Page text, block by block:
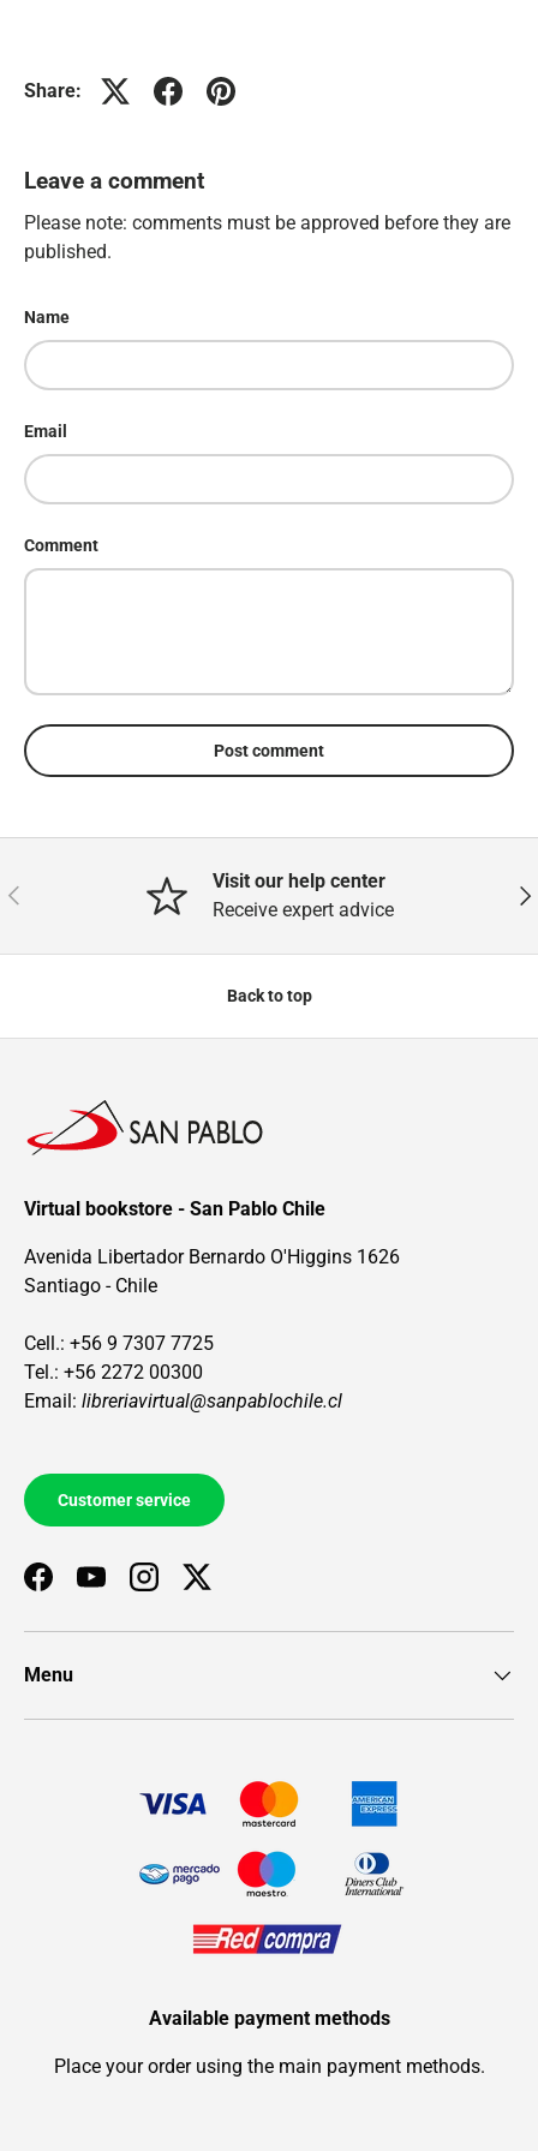
Share:
Leave a comment
Please note: comments must be approved before they are
published.
Name
Email
Comment
Post comment
Previous
Visit our help center
Receive expert advice
Back to top
Virtual bookstore - San Pablo Chile
Avenida Libertador Bernardo O'Higgins 1626
Santiago - Chile
Cell.: +56 9 7307 7725
Tel.: +56 2272 00300
Email: libreriavirtual@sanpablochile.cl
Customer service
FacebookYouTubeInstagramTwitter
Menu
Available payment methods
Place your order using the main payment methods.